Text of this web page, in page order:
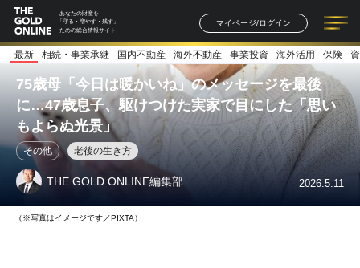
あなたの財産を
「守る・増やす・残す」
ための総合情報サイト
マイページ/ログイン
記事一覧 連載一覧
著者一覧 書籍一覧
最新 相続・事業承継 国内不動産 海外不動産 事業投資 海外活用 保険
75歳母「今日は暖かいね」のメッセージを最後
に…47歳息子、駆けつけた実家で目にした「思い
もよらぬ光景」
その他 老後の生き方
THE GOLD ONLINE編集部 2026.5.11
（※写真はイメージです／PIXTA）